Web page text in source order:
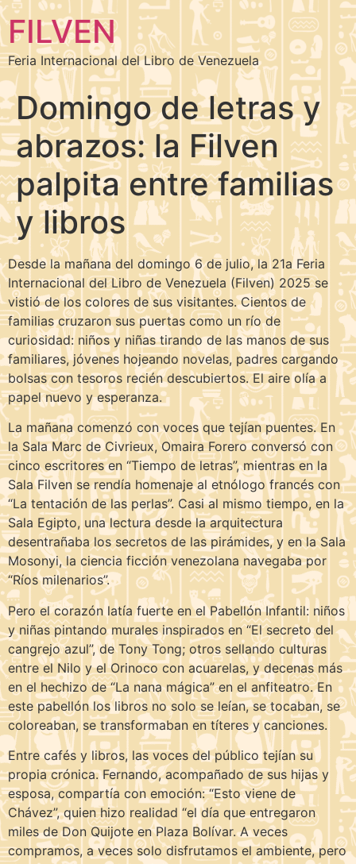
FILVEN
Feria Internacional del Libro de Venezuela
Domingo de letras y
abrazos: la Filven
palpita entre familias
y libros
Desde la mañana del domingo 6 de julio, la 21a Feria
Internacional del Libro de Venezuela (Filven) 2025 se
vistió de los colores de sus visitantes. Cientos de
familias cruzaron sus puertas como un río de
curiosidad: niños y niñas tirando de las manos de sus
familiares, jóvenes hojeando novelas, padres cargando
bolsas con tesoros recién descubiertos. El aire olía a
papel nuevo y esperanza.
La mañana comenzó con voces que tejían puentes. En
la Sala Marc de Civrieux, Omaira Forero conversó con
cinco escritores en “Tiempo de letras”, mientras en la
Sala Filven se rendía homenaje al etnólogo francés con
“La tentación de las perlas”. Casi al mismo tiempo, en la
Sala Egipto, una lectura desde la arquitectura
desentrañaba los secretos de las pirámides, y en la Sala
Mosonyi, la ciencia ficción venezolana navegaba por
“Ríos milenarios”.
Pero el corazón latía fuerte en el Pabellón Infantil: niños
y niñas pintando murales inspirados en “El secreto del
cangrejo azul”, de Tony Tong; otros sellando culturas
entre el Nilo y el Orinoco con acuarelas, y decenas más
en el hechizo de “La nana mágica” en el anfiteatro. En
este pabellón los libros no solo se leían, se tocaban, se
coloreaban, se transformaban en títeres y canciones.
Entre cafés y libros, las voces del público tejían su
propia crónica. Fernando, acompañado de sus hijas y
esposa, compartía con emoción: “Esto viene de
Chávez”, quien hizo realidad “el día que entregaron
miles de Don Quijote en Plaza Bolívar. A veces
compramos, a veces solo disfrutamos el ambiente, pero